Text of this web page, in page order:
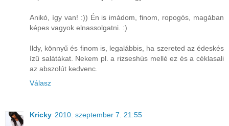
Anikó, így van! :)) Én is imádom, finom, ropogós, magában
képes vagyok elnassolgatni. :)
Ildy, könnyű és finom is, legalábbis, ha szereted az édeskés
ízű salátákat. Nekem pl. a rizseshús mellé ez és a céklasali
az abszolút kedvenc.
Válasz
Kricky 2010. szeptember 7. 21:55